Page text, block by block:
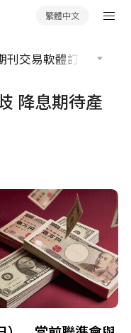
繁體中文
刊交易軟體訂單流
降息期待產